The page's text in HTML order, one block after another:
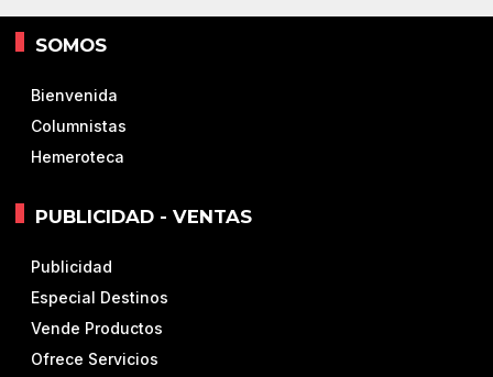
SOMOS
Bienvenida
Columnistas
Hemeroteca
PUBLICIDAD - VENTAS
Publicidad
Especial Destinos
Vende Productos
Ofrece Servicios